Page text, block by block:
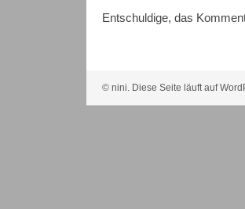
Entschuldige, das
© nini. Diese Seite läuft auf